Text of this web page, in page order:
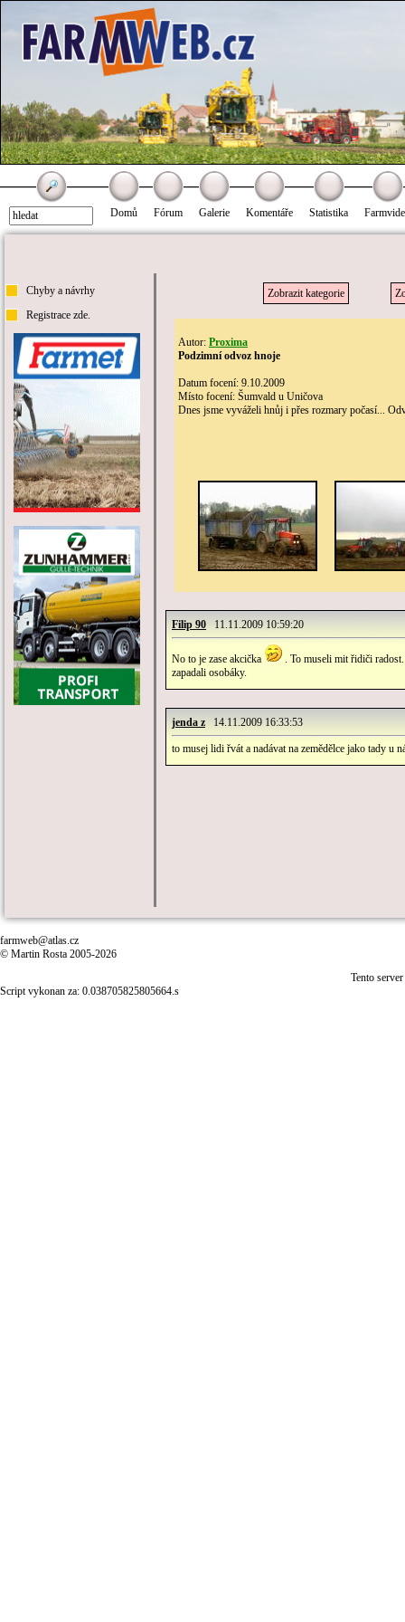
Domů Fórum Galerie Komentáře Statistika
Chyby a návrhy
Registrace zde.
Zobrazit kategorie
Autor: Proxima
Podzimní odvoz hnoje
Datum focení: 9.10.2009
Místo focení: Šumvald u Uničova
Dnes jsme vyváželi hnůj i přes rozmary počasí...
Filip 90 11.11.2009 10:59:20
No to je zase akcička
. To museli mit řidiči
zapadali osobáky.
jenda z 14.11.2009 16:33:53
to musej lidi řvát a nadávat na zemědělce jako tady u
farmweb@atlas.cz
© Martin Rosta 2005-2026
Tento
Script vykonan za: 0.038705825805664.s